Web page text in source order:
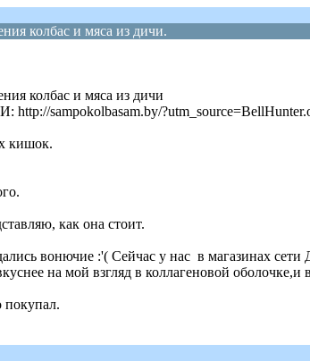
колбас и мяса из дичи.
колбас и мяса из дичи
sampokolbasam.by/
кишок.
как она стоит.
вонючие :'( Сейчас у нас в магазинах
на мой взгляд в коллагеновой
покупал.